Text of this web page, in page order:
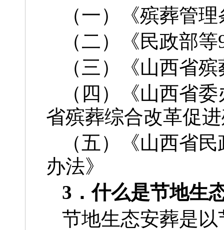
（一）《殡葬管
（二）《民政部
（三）《山西省
（四）《山西省
省殡葬综合改革促
（五）《山西省
办法》
3．什么是节地生
节地生态安葬是